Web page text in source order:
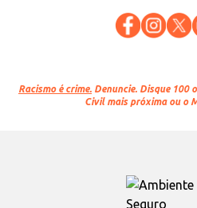
Racismo é crime. Denuncie. Disque 100
Civil mais próxima ou o